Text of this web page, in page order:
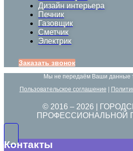
Дизайн интерьера
Печник
Газовщик
Сметчик
Электрик
Заказать звонок
Мы не передаём Ваши данные
Пользовательское соглашение
© 2016 – 2026 |
ПРОФЕССИОНАЛЬНОЙ
Контакты